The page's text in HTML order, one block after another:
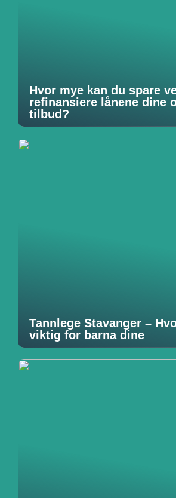
Hvor mye kan du spare
refinansiere lånene dine
tilbud?
Tannlege Stavanger –
viktig for barna dine